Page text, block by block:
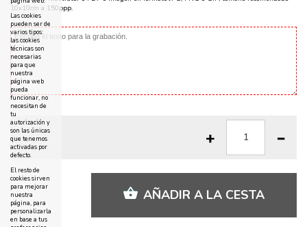
10x10cm a 150ppp.
AÑADIR A LA CESTA
Las cookies
pueden ser de
varios tipos:
las cookies
técnicas son
necesarias
para que
nuestra
página web
pueda
funcionar, no
necesitan de
tu
autorización y
son las únicas
que tenemos
activadas por
defecto.
El resto de
cookies sirven
para mejorar
nuestra
página, para
personalizarla
en base a tus